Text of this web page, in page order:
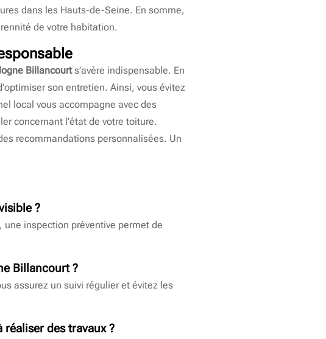
dans les Hauts-de-Seine. En somme,
de votre habitation.
Billancourts’avère indispensable. En
son entretien. Ainsi, vous évitez
local vous accompagne avec des
concernant l’état de votre toiture.
recommandations personnalisées. Un
?
inspection préventive permet de
Billancourt?
assurez un suivi régulier et évitez les
des travaux ?